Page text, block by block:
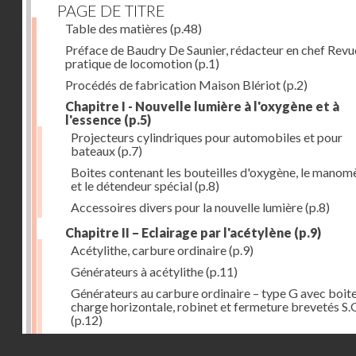
PAGE DE TITRE
Table des matières (p.48)
Préface de Baudry De Saunier, rédacteur en chef
pratique de locomotion(p.1)
Procédés de fabrication Maison Blériot(p.2)
Chapitre I - Nouvelle lumière à l'oxygène et à
l'essence (p.5)
Projecteurs cylindriques pour automobiles et pour
bateaux(p.7)
Boites contenant les bouteilles d'oxygène, le
et le détendeur spécial(p.8)
Accessoires divers pour la nouvelle lumière(p.8)
Chapitre II – Eclairage par l'acétylène (p.9)
Acétylithe, carbure ordinaire(p.9)
Générateurs à acétylithe(p.11)
Générateurs au carbure ordinaire – type G avec
charge horizontale, robinet et fermeture brevetés
(p.12)